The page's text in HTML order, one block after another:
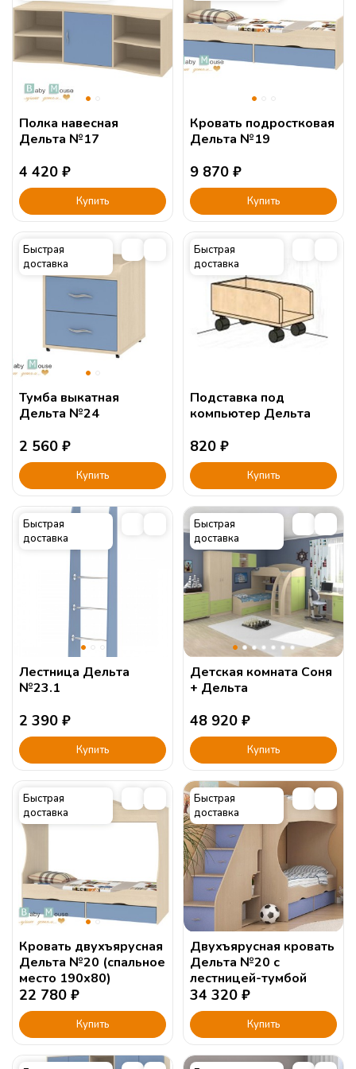
Кромка ПВХ 0,4мм пр-во Россия.
Гарантия 18 мес.
Шкаф в детскую комнату Детский угловой шкаф
Сборка:
Полка навесная
Дельта №17
4 420 ₽
Купить
Кровать подростковая
Дельта №19
9 870 ₽
Купить
Быстрая
доставка
Тумба выкатная
Дельта №24
2 560 ₽
Купить
Быстрая
доставка
Подставка под
компьютер Дельта
820 ₽
Купить
Быстрая
доставка
Лестница Дельта
№23.1
2 390 ₽
Купить
Быстрая
доставка
Детская комната Соня
+ Дельта
48 920 ₽
Купить
Быстрая
доставка
Кровать двухъярусная
Дельта №20 (спальное
место 190х80)
22 780 ₽
Купить
Быстрая
доставка
Двухъярусная кровать
Дельта №20 с
лестницей-тумбой
34 320 ₽
Купить